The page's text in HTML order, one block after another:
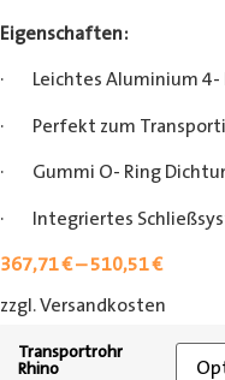
Eigenschaften:
· Leichtes Aluminium 4-
· Perfekt zum
· Gummi O- Ring
· Integriertes
367,71€–510,51€
zzgl. Versandkosten
Transportrohr
Rhino